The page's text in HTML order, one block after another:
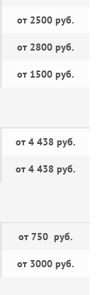
от 2500 руб.
от 2800 руб.
от 1500 руб.
от 4 438 руб.
от 4 438 руб.
от 750 руб.
от 3000 руб.